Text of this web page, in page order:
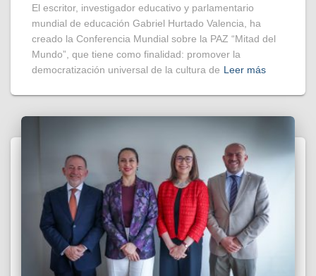
El escritor, investigador educativo y parlamentario
mundial de educación Gabriel Hurtado Valencia, ha
creado la Conferencia Mundial sobre la PAZ “Mitad del
Mundo”, que tiene como finalidad: promover la
democratización universal de la cultura de Leer más